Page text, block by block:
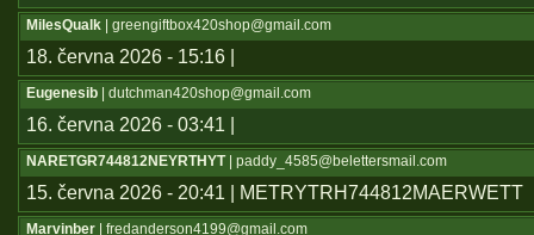
MilesQualk | greengiftbox420shop@gmail.com
18. června 2026 - 15:16 |
Eugenesib | dutchman420shop@gmail.com
16. června 2026 - 03:41 |
NARETGR744812NEYRTHYT| paddy_4585@belettersmail.com
15. června 2026 - 20:41 | METRYTRH744812MAERWETT
Marvinber | fredanderson4199@gmail.com